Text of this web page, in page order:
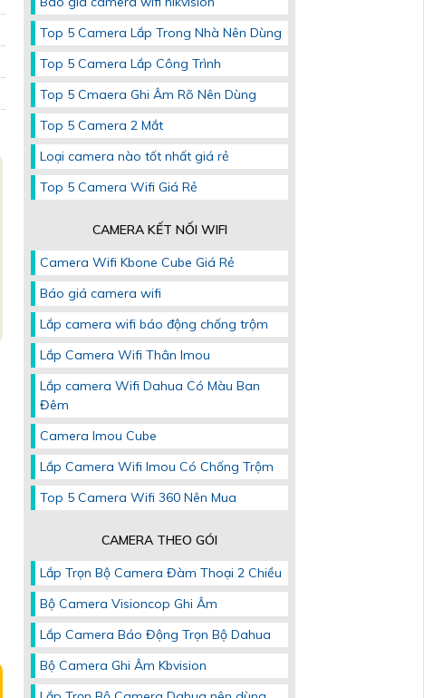
Top 5 Camera Lắp Trong Nhà Nên Dùng
Top 5 Camera Lắp Công Trình
Top 5 Cmaera Ghi Âm Rõ Nên Dùng
Top 5 Camera 2 Mắt
Loại camera nào tốt nhất giá rẻ
Top 5 Camera Wifi Giá Rẻ
CAMERA KẾT NỐI WIFI
Camera Wifi Kbone Cube Giá Rẻ
Báo giá camera wifi
Lắp camera wifi báo động chống trộm
Lắp Camera Wifi Thân Imou
Lắp camera Wifi Dahua Có Màu Ban
Đêm
Camera Imou Cube
Lắp Camera Wifi Imou Có Chống Trộm
Top 5 Camera Wifi 360 Nên Mua
CAMERA THEO GÓI
Lắp Trọn Bộ Camera Đàm Thoại 2 Chiều
Bộ Camera Visioncop Ghi Âm
Lắp Camera Báo Động Trọn Bộ Dahua
Bộ Camera Ghi Âm Kbvision